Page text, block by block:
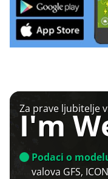
Za prave ljubitelje
I'm
Podaci o
valova GFS,